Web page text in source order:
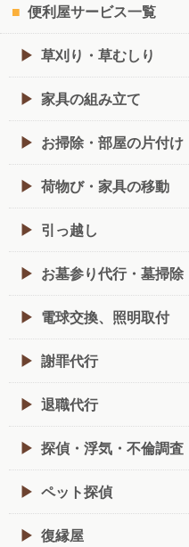
便利屋サービス一覧
草刈り・草むしり
家具の組み立て
お掃除・部屋の片付け
荷物び・家具の移動
引っ越し
お墓参り代行・墓掃除
電球交換、照明取付
謝罪代行
退職代行
探偵・浮気・不倫調査
ペット探偵
復縁屋